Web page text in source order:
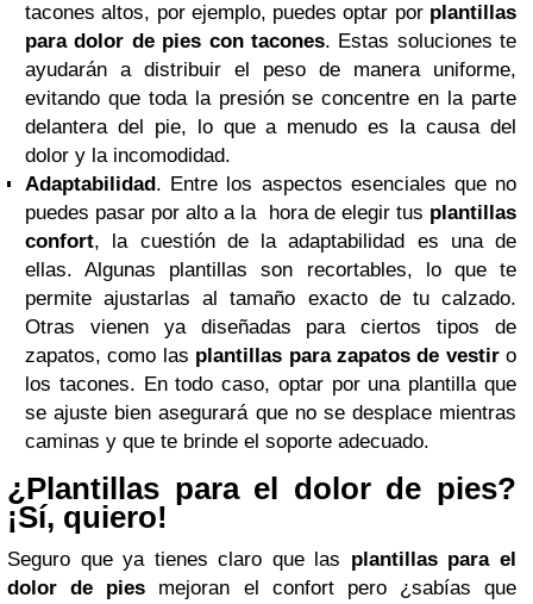
tacones altos, por ejemplo, puedes optar por plantillas
para dolor de pies con tacones. Estas soluciones te
ayudarán a distribuir el peso de manera uniforme,
evitando que toda la presión se concentre en la parte
delantera del pie, lo que a menudo es la causa del
dolor y la incomodidad.
Adaptabilidad. Entre los aspectos esenciales que no
puedes pasar por alto a la hora de elegir tus plantillas
confort, la cuestión de la adaptabilidad es una de
ellas. Algunas plantillas son recortables, lo que te
permite ajustarlas al tamaño exacto de tu calzado.
Otras vienen ya diseñadas para ciertos tipos de
zapatos, como las plantillas para zapatos de vestiro
los tacones. En todo caso, optar por una plantilla que
se ajuste bien asegurará que no se desplace mientras
caminas y que te brinde el soporte adecuado.
¿Plantillas para el dolor de pies?
¡Sí, quiero!
Seguro que ya tienes claro que las plantillas para el
dolor de pies mejoran el confort pero ¿sabías que